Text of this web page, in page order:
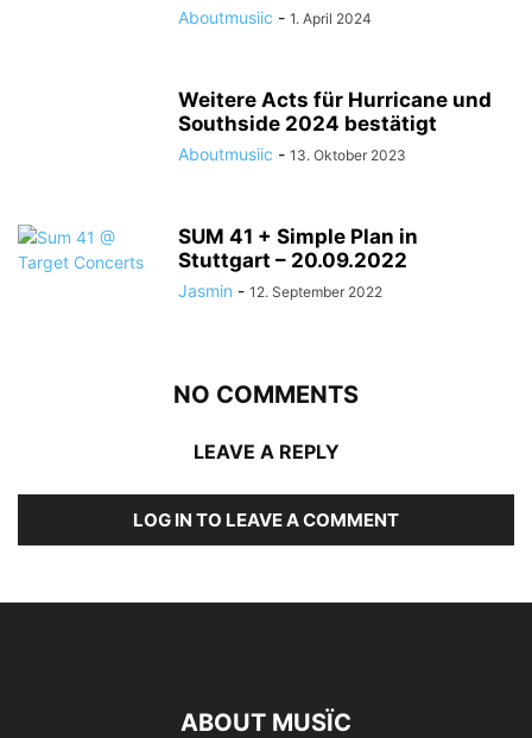
Aboutmusiic - 1. April 2024
Weitere Acts für Hurricane und
Southside 2024 bestätigt
Aboutmusiic - 13. Oktober 2023
SUM 41 + Simple Plan in
Stuttgart – 20.09.2022
Jasmin - 12. September 2022
NO COMMENTS
LEAVE A REPLY
LOG IN TO LEAVE A COMMENT
ABOUT MUSÏC